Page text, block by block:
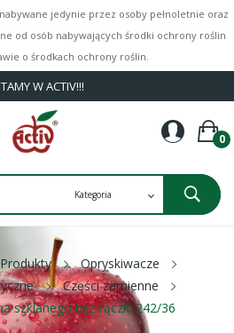
jedynie przez osoby pełnoletnie oraz
od osób nabywających środki ochrony roślin
o środkach ochrony roślin.
W ACTIV!!!
0
Produkty
Opryskiwacze
Części zamienne
szklanego bez rączki 242/36